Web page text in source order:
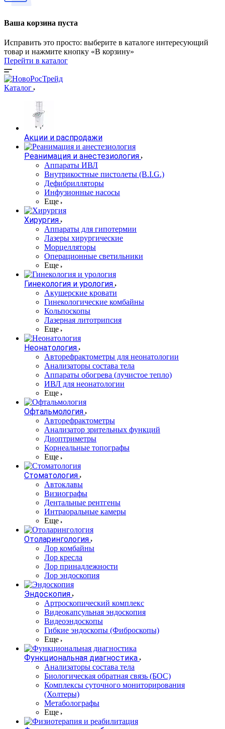
Ваша корзина пуста
Исправить это просто: выберите в каталоге интересующий
товар и нажмите кнопку «В корзину»
Перейти в каталог
Каталог
Акции и распродажи
Реанимация и анестезиология
Аппараты ИВЛ
Внутрикостные пистолеты (B.I.G.)
Дефибрилляторы
Инфузионные насосы
Еще
Хирургия
Аппараты для гипотермии
Лазеры хирургические
Морцелляторы
Операционные светильники
Еще
Гинекология и урология
Акушерские кровати
Гинекологические комбайны
Кольпоскопы
Лазерная литотрипсия
Еще
Неонатология
Авторефрактометры для неонатологии
Анализаторы состава тела
Аппараты обогрева (лучистое тепло)
ИВЛ для неонатологии
Еще
Офтальмология
Авторефрактометры
Анализатор зрительных функций
Диоптриметры
Корнеальные топографы
Еще
Стоматология
Автоклавы
Визиографы
Дентальные рентгены
Интраоральные камеры
Еще
Отоларингология
Лор комбайны
Лор кресла
Лор принадлежности
Лор эндоскопия
Эндоскопия
Артроскопический комплекс
Видеокапсульная эндоскопия
Видеоэндоскопы
Гибкие эндоскопы (Фиброcкопы)
Еще
Функциональная диагностика
Анализаторы состава тела
Биологическая обратная связь (БОС)
Комплексы суточного мониторирования
(Холтеры)
Метаболографы
Еще